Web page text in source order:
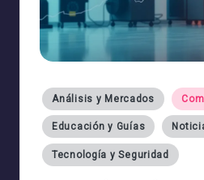
Publicado
en
Análisis y Mercados
Educación y Guías
Tecnología y Seguridad